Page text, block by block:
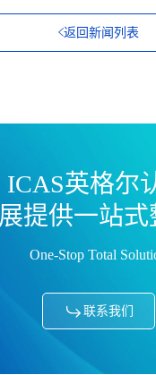
返回新闻列表
ICAS英格尔
提供一站
One-Stop Total
联系我们